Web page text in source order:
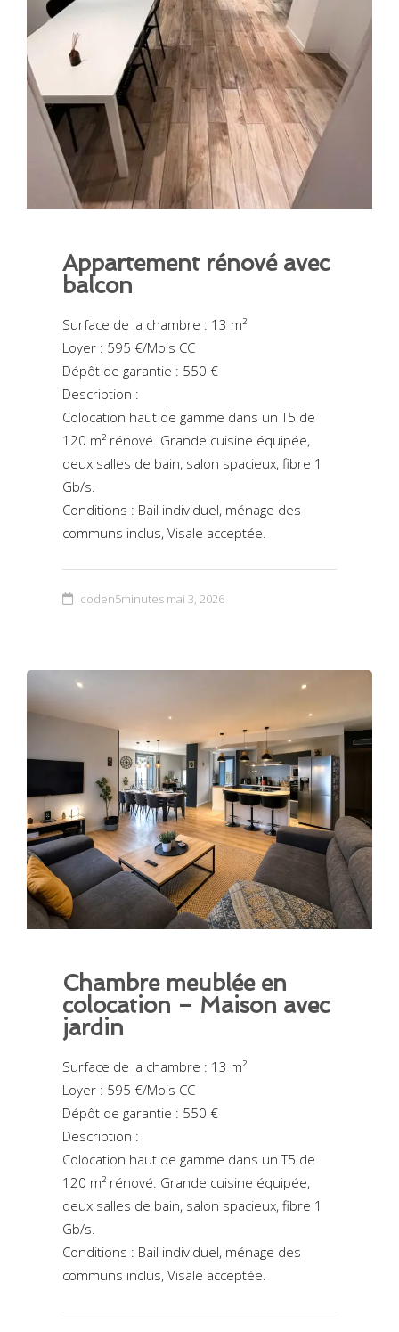
Appartement rénové avec
balcon
Surface de la chambre : 13 m²
Loyer : 595 €/Mois CC
Dépôt de garantie : 550 €
Description :
Colocation haut de gamme dans un T5 de
120 m² rénové. Grande cuisine équipée,
deux salles de bain, salon spacieux, fibre 1
Gb/s.
Conditions : Bail individuel, ménage des
communs inclus, Visale acceptée.
coden5minutes mai 3, 2026
Chambre meublée en
colocation – Maison avec
jardin
Surface de la chambre : 13 m²
Loyer : 595 €/Mois CC
Dépôt de garantie : 550 €
Description :
Colocation haut de gamme dans un T5 de
120 m² rénové. Grande cuisine équipée,
deux salles de bain, salon spacieux, fibre 1
Gb/s.
Conditions : Bail individuel, ménage des
communs inclus, Visale acceptée.